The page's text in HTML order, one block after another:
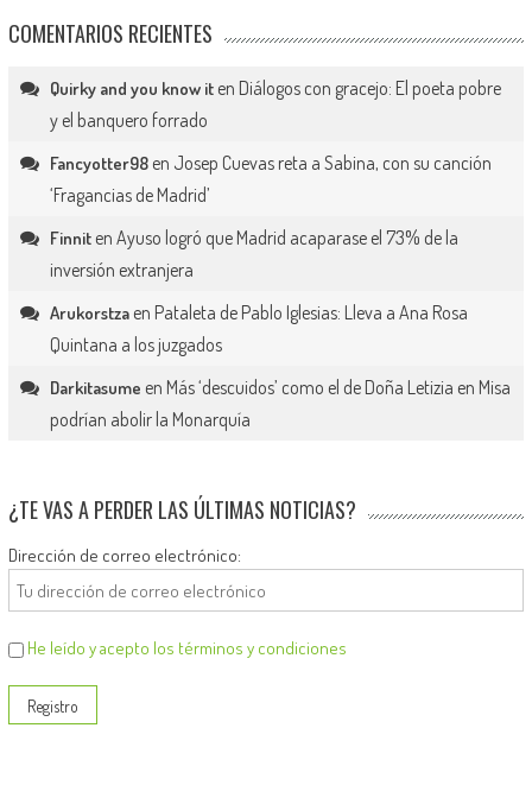
COMENTARIOS RECIENTES
Quirky and you know iten Diálogos con gracejo: El poeta pobre
y el banquero forrado
Fancyotter98en Josep Cuevas reta a Sabina, con su canción
‘Fragancias de Madrid’
Finniten Ayuso logró que Madrid acaparase el 73% de la
inversión extranjera
Arukorstzaen Pataleta de Pablo Iglesias: Lleva a Ana Rosa
Quintana a los juzgados
Darkitasume en Más ‘descuidos’ como el de Doña Letizia en Misa
podrían abolir la Monarquía
¿TE VAS A PERDER LAS ÚLTIMAS NOTICIAS?
Dirección de correo electrónico:
He leído y acepto los términos y condiciones